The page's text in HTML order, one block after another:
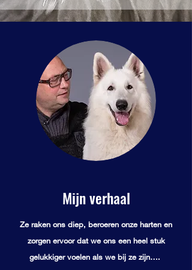
Mijn verhaal
Ze raken ons diep, beroeren onze harten en
zorgen ervoor dat we ons een heel stuk
gelukkiger voelen als we bij ze zijn….